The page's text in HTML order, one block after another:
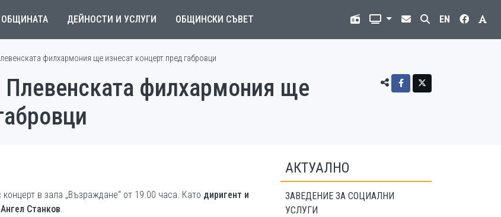
ОБЩИНАТА ДЕЙНОСТИ И УСЛУГИ ОБЩИНСКИ СЪВЕТ EN
филхармония ще изнесат концерт пред габровци
филхармония ще
в зала „Възраждане“ от 19.00 часа. Като диригент и
Станков.
АКТУАЛНО
ЗАВЕДЕНИЕ ЗА СОЦИАЛНИ
УСЛУГИ